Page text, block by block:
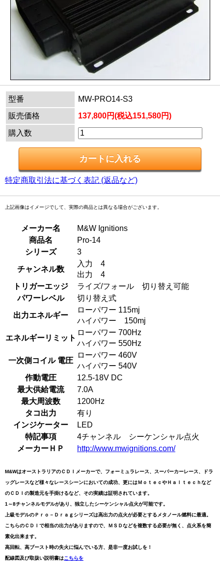
型番
MW-PRO14-S3
販売価格
137,800円(税込151,580円)
購入数
特定商取引法に基づく表記 (返品など)
上記画像はイメージでして、実際の商品とは異なる場合がございます。
メーカー名
M&W Ignitions
商品名
Pro-14
シリーズ
3
チャンネル数
入力 4
出力 4
トリガーエッジ
ライズ/フォール 切り替え可能
パワーレベル
切り替え式
出力エネルギー
ローパワー 115mj
ハイパワー 150mj
エネルギーリミット
ローパワー 700Hz
ハイパワー 550Hz
一次側コイル 電圧
ローパワー 460V
ハイパワー 540V
作動電圧
12.5-18V DC
最大供給電流
7.0A
最大周波数
1200Hz
タコ出力
有り
インジケーター
LED
特記事項
4チャンネル シーケンシャル点火
メーカーＨＰ
http://www.mwignitions.com/
M&WはオーストラリアのＣＤＩメーカーで、フォーミュラレース、スーパーカーレース、ドラ
ッグレースなど様々なレースシーンにおいての成功、更にはＭｏｔｅｃやＨａｌｔｅｃｈなど
のＣＤＩの製造元を手掛けるなど、その実績は証明されています。
1～8チャンネルモデルがあり、独立したシーケンシャル点火が可能です。
上級モデルのＰｒｏ－Ｄｒａｇシリーズは高出力の点火が必要とするメタノール燃料に最適。
こちらのＣＤＩで相当の出力がありますので、ＭＳＤなどを複数する必要が無く、点火系を簡
素化出来ます。
高回転、高ブースト時の失火に悩んでいる方、是非一度お試しを！
配線図及び取扱い説明書はこちらを